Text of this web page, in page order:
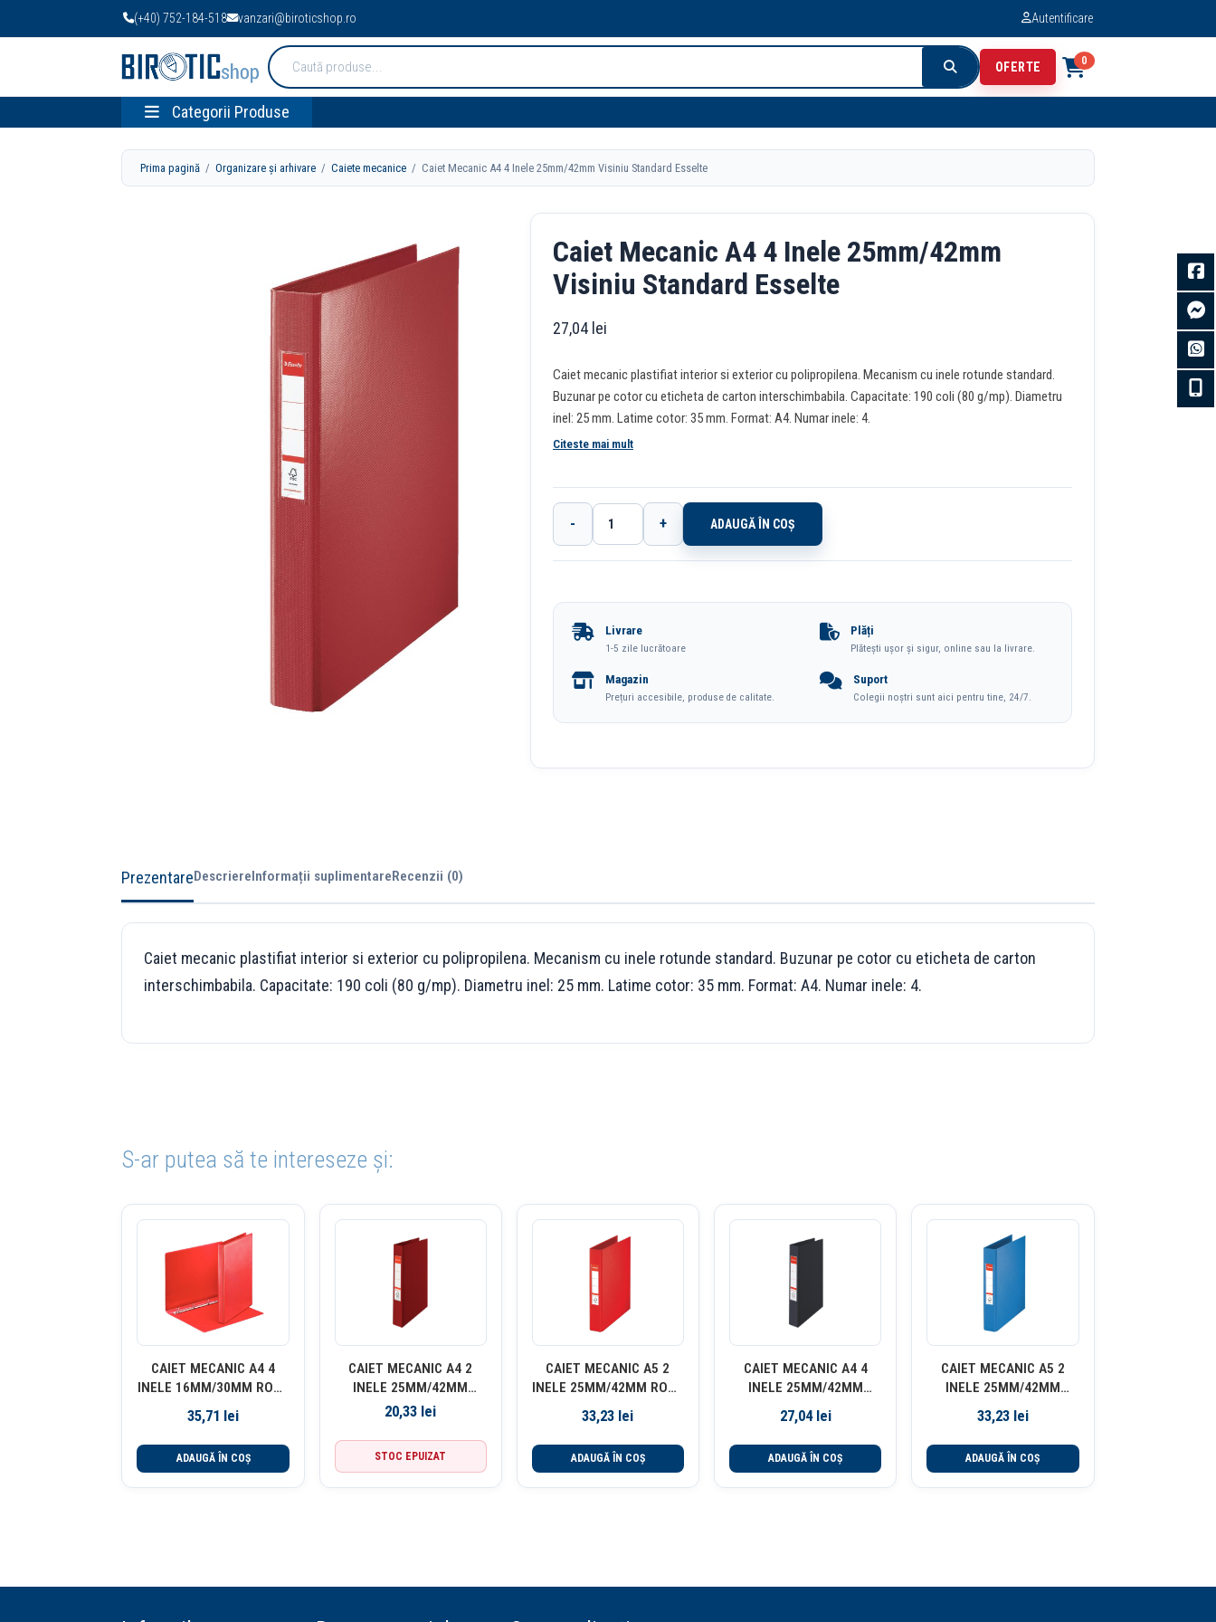
(+40) 752-184-518 vanzari@biroticshop.ro Autentificare
Cauta
produse:
OFERTE 0
Categorii Produse
Prima pagină /Organizare și arhivare /Caiete mecanice / Caiet Mecanic A4 4 Inele 25mm/42mm Visiniu Standard Esselte
Caiet Mecanic A4 4 Inele 25mm/42mm
Visiniu Standard Esselte
27,04 lei
Caiet mecanic plastifiat interior si exterior cu polipropilena. Mecanism cu inele rotunde standard.
Buzunar pe cotor cu eticheta de carton interschimbabila. Capacitate: 190 coli (80 g/mp). Diametru
inel: 25 mm. Latime cotor: 35 mm. Format: A4. Numar inele: 4.
Citeste mai mult
Cantitate
Caiet
Inele
25mm/42mm
Visiniu
- + ADAUGĂ ÎN COȘ
Livrare
1-5 zile lucrătoare
Plăți
Plătești ușor și sigur, online sau la livrare.
Magazin
Prețuri accesibile, produse de calitate.
Suport
Colegii noștri sunt aici pentru tine, 24/7.
PrezentareDescriereInformații suplimentareRecenzii (0)
Caiet mecanic plastifiat interior si exterior cu polipropilena. Mecanism cu inele rotunde standard. Buzunar pe cotor cu eticheta de carton
interschimbabila. Capacitate: 190 coli (80 g/mp). Diametru inel: 25 mm. Latime cotor: 35 mm. Format: A4. Numar inele: 4.
S-ar putea să te intereseze și:
CAIET MECANIC A4 4
INELE 16MM/30MM ROSU
PANORAMA ESSELTE
35,71 lei
ADAUGĂ ÎN COȘ
CAIET MECANIC A4 2
INELE 25MM/42MM
VISINIU STANDARD
20,33 lei
STOC EPUIZAT
CAIET MECANIC A5 2
INELE 25MM/42MM ROSU
STANDARD ESSELTE
33,23 lei
ADAUGĂ ÎN COȘ
CAIET MECANIC A4 4
INELE 25MM/42MM
NEGRU STANDARD
ESSELTE
27,04 lei
ADAUGĂ ÎN COȘ
CAIET MECANIC A5 2
INELE 25MM/42MM
ALBASTRU STANDARD
ESSELTE
33,23 lei
ADAUGĂ ÎN COȘ